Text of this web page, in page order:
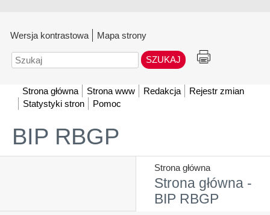
Wersja kontrastowa Mapa strony
Szukaj
Strona główna Strona www Redakcja
Rejestr zmian
Statystyki stron
Pomoc
BIP RBGP
Strona główna
Strona główna -
BIP RBGP